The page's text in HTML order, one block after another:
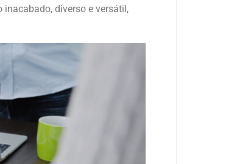
diverso e versátil,